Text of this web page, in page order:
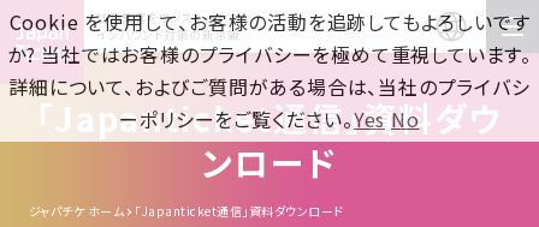
訪日集客をワンストップで！
インバウンド対策の新常識
「Japanticket通信」資料ダウ
ンロード
ジャパチケ ホーム 「Japanticket通信」資料ダウンロード
Cookie を使用して、お客様の活動を追跡してもよろしいです
か? 当社ではお客様のプライバシーを極めて重視しています。
詳細について、およびご質問がある場合は、当社のプライバシ
ーポリシーをご覧ください。Yes No